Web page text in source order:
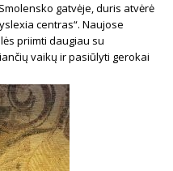
gatvėje, duris atvėrė
centras“. Naujose
priimti daugiau su
vaikų ir pasiūlyti gerokai